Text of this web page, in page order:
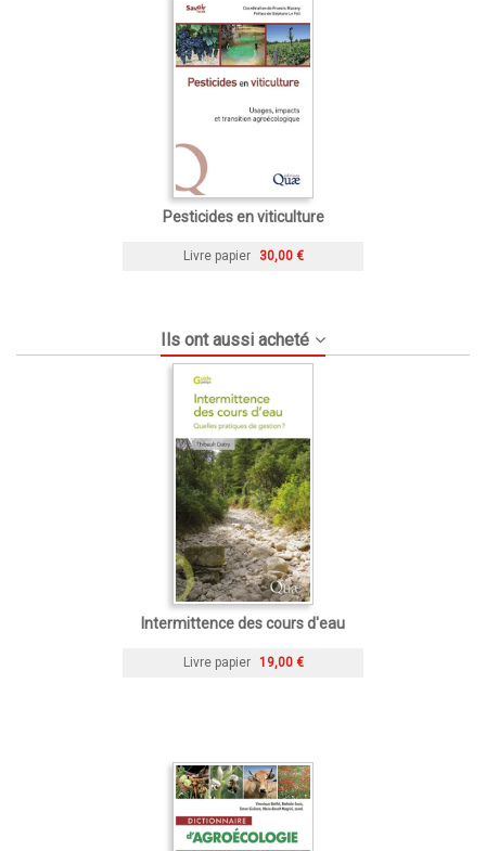
Pesticides en viticulture
Livre papier 30,00 €
Ils ont aussi acheté
Intermittence des cours d'eau
Livre papier 19,00 €